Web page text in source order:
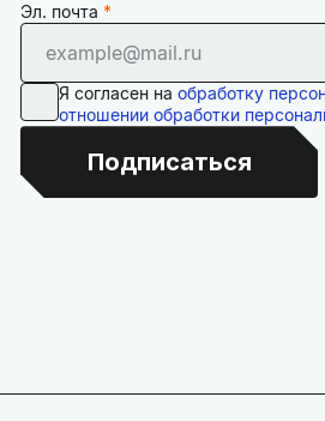
Эл. почта
Я согласен на обработку
отношении обработки
Подписаться